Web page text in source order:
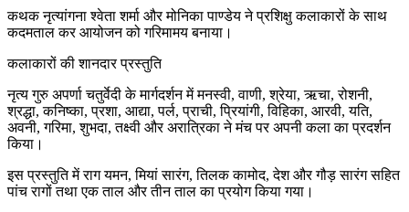
कथक नृत्यांगना श्वेता शर्मा और मोनिका पाण्डेय ने प्रशिक्षु कलाकारों के साथ
कदमताल कर आयोजन को गरिमामय बनाया।
कलाकारों की शानदार प्रस्तुति
नृत्य गुरु अपर्णा चतुर्वेदी के मार्गदर्शन में मनस्वी, वाणी, श्रेया, ऋचा, रोशनी,
श्रद्धा, कनिष्का, प्रशा, आद्या, पर्ल, प्राची, प्रियांगी, विहिका, आरवी, यति,
अवनी, गरिमा, शुभदा, तक्ष्वी और अरात्रिका ने मंच पर अपनी कला का प्रदर्शन
किया।
इस प्रस्तुति में राग यमन, मियां सारंग, तिलक कामोद, देश और गौड़ सारंग सहित
पांच रागों तथा एक ताल और तीन ताल का प्रयोग किया गया।